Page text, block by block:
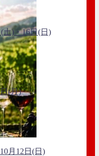
)・16日(日)
(月)
月12日(日)